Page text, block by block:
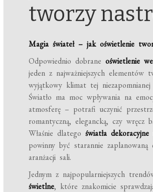
tworzy
Magia świateł – jak oświetlenie
Odpowiednio dobraneoświetlenie
jeden z najważniejszych elementów
wyjątkowy klimat tej niezapomnianej
Światło ma moc wpływania na
atmosferę – potrafi uczynić
romantyczną, elegancką, czy wręcz
Właśnie dlategoświatła
powinny być starannie zaplanowaną
aranżacji sali.
Jednym z najpopularniejszych
świetlne, które znakomicie